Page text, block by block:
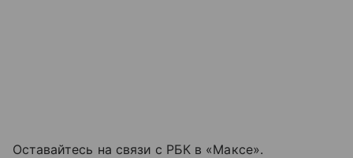
Оставайтесь на связи с РБК в «Максе».